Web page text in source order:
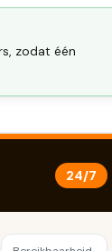
zodat één
24/7